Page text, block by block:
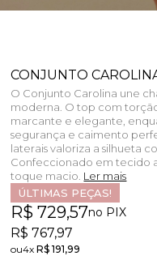
CONJUNTO
O Conjunto Carolina une
moderna. O top com
marcante e elegante,
segurança e caimento
laterais valoriza a silhueta
Confeccionado em tecido
toque macio. Ler mais
ÚLTIMAS PEÇAS!
R$ 729,57no PIX
R$ 767,97
4xR$ 191,99